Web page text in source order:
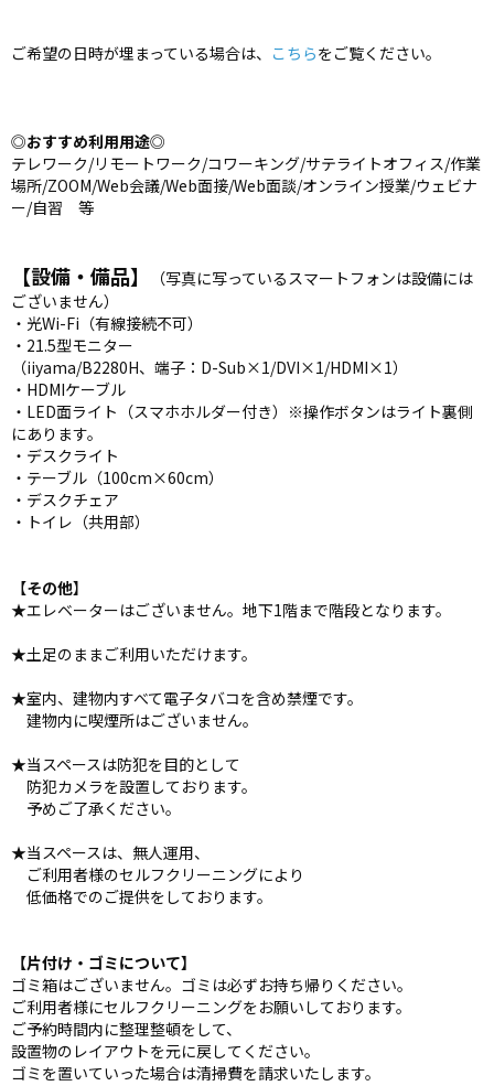
ご希望の日時が埋まっている場合は、 こちらをご覧ください。
◎おすすめ利用用途◎
テレワーク/リモートワーク/コワーキング/サテライトオフィス/作業
場所/ZOOM/Web会議/Web面接/Web面談/オンライン授業/ウェビナ
ー/自習 等
【設備・備品】
（写真に写っているスマートフォンは設備には
ございません）
・光Wi-Fi（有線接続不可）
・21.5型モニター
（iiyama/B2280H、端子：D-Sub×1/DVI×1/HDMI×1）
・HDMIケーブル
・LED面ライト（スマホホルダー付き）※操作ボタンはライト裏側
にあります。
・デスクライト
・テーブル（100cm×60cm）
・デスクチェア
・トイレ（共用部）
【その他】
★エレベーターはございません。地下1階まで階段となります。
★土足のままご利用いただけます。
★室内、建物内すべて電子タバコを含め禁煙です。
建物内に喫煙所はございません。
★当スペースは防犯を目的として
防犯カメラを設置しております。
予めご了承ください。
★当スペースは、無人運用、
ご利用者様のセルフクリーニングにより
低価格でのご提供をしております。
【片付け・ゴミについて】
ゴミ箱はございません。ゴミは必ずお持ち帰りください。
ご利用者様にセルフクリーニングをお願いしております。
ご予約時間内に整理整頓をして、
設置物のレイアウトを元に戻してください。
ゴミを置いていった場合は清掃費を請求いたします。